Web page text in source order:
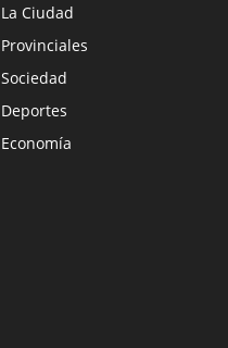
La Ciudad
Provinciales
Sociedad
Deportes
Economía